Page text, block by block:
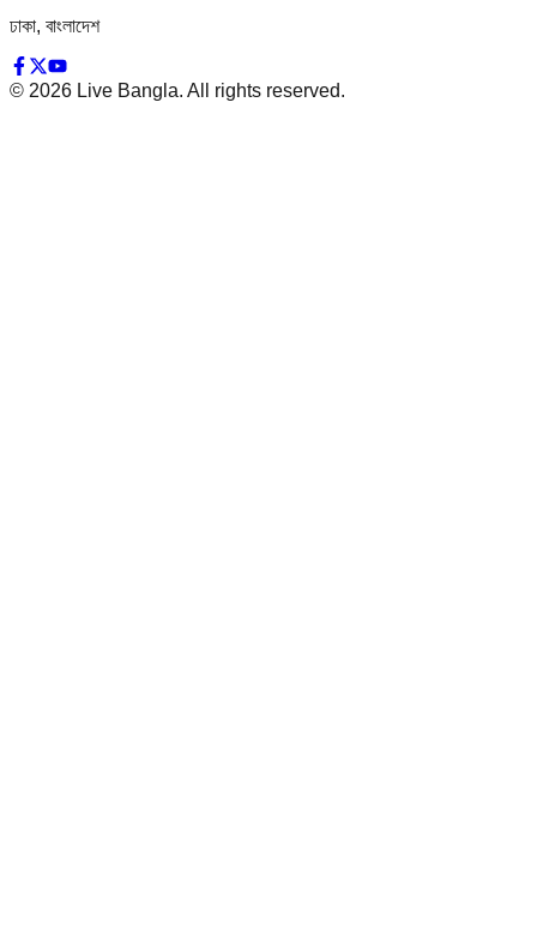
ঢাকা, বাংলাদেশ
© 2026 Live Bangla. All rights reserved.